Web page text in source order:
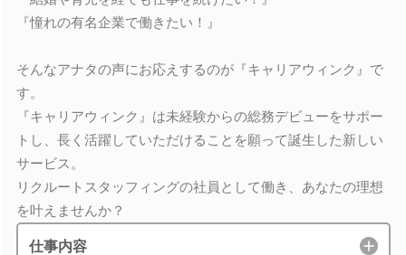
『憧れの有名企業で働きたい！』
そんなアナタの声にお応えするのが『キャリアウィンク』で
す。
『キャリアウィンク』は未経験からの総務デビューをサポー
トし、長く活躍していただけることを願って誕生した新しい
サービス。
リクルートスタッフィングの社員として働き、あなたの理想
を叶えませんか？
仕事内容